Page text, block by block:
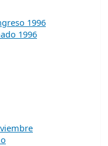
1996
1996